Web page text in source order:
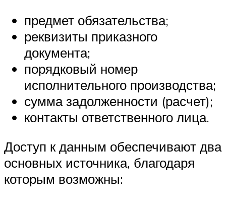
предмет обязательства;
реквизиты приказного
документа;
порядковый номер
исполнительного производства;
сумма задолженности (расчет);
контакты ответственного лица.
Доступ к данным обеспечивают два
основных источника, благодаря
которым возможны: